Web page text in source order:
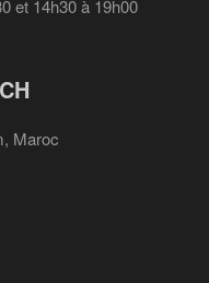
et 14h30 à 19h00
Maroc